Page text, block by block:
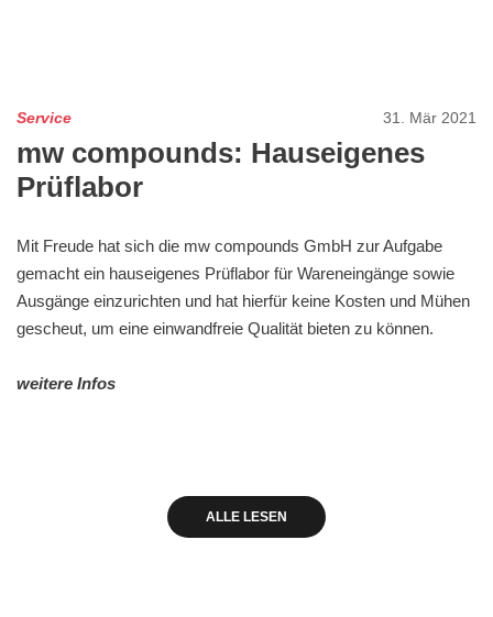
31. Mär 2021
Service
mw compounds: Hauseigenes
Prüflabor
Mit Freude hat sich die mw compounds GmbH zur Aufgabe
gemacht ein hauseigenes Prüflabor für Wareneingänge sowie
Ausgänge einzurichten und hat hierfür keine Kosten und Mühen
gescheut, um eine einwandfreie Qualität bieten zu können.
weitere Infos
ALLE LESEN